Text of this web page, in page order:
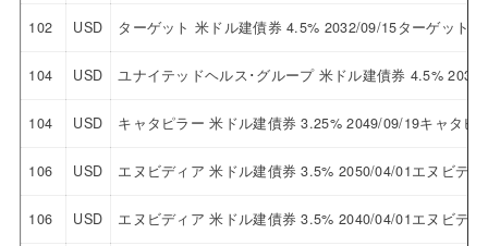
102 USD ターゲット 米ドル建債券 4.5% 2032/09/15ターゲット
104 USD ユナイテッドヘルス･グループ 米ドル建債券 4.5%
104 USD キャタピラー 米ドル建債券 3.25% 2049/09/19キャタピ
106 USD エヌビディア 米ドル建債券 3.5% 2050/04/01エヌビディ
106 USD エヌビディア 米ドル建債券 3.5% 2040/04/01エヌビディ